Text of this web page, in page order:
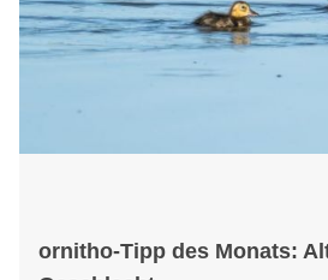
ornitho-Tipp des Monats: